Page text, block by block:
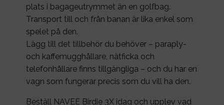
plats i bagageutrymmet än en golfbag.
Transport till och från banan är lika enkel som
spelet på den.
Lägg till det tillbehör du behöver – paraply-
och kaffemugghållare, nätficka och
telefonhållare finns tillgängliga – och du har en
vagn som fungerar precis som du vill ha den.
Beställ NAVEE Birdie 3X idag och upplev vad